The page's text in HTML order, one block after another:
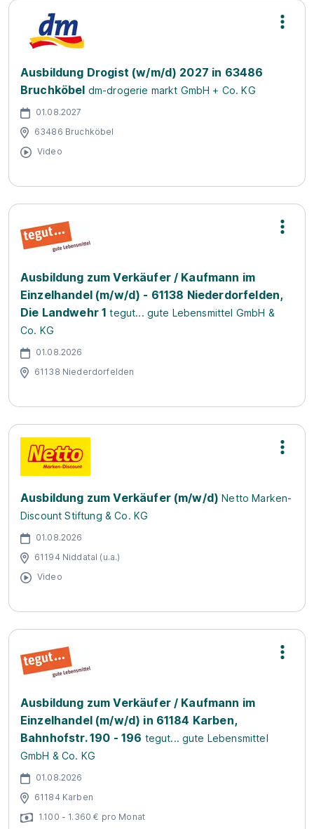
Ausbildung Drogist (w/m/d) 2027 in 63486
Bruchköbel dm-drogerie markt GmbH + Co. KG
01.08.2027
63486 Bruchköbel
Video
Ausbildung zum Verkäufer / Kaufmann im
Einzelhandel (m/w/d) - 61138 Niederdorfelden,
Die Landwehr 1 tegut... gute Lebensmittel GmbH &
Co. KG
01.08.2026
61138 Niederdorfelden
Ausbildung zum Verkäufer (m/w/d) Netto Marken-
Discount Stiftung & Co. KG
01.08.2026
61194 Niddatal (u.a.)
Video
Ausbildung zum Verkäufer / Kaufmann im
Einzelhandel (m/w/d) in 61184 Karben,
Bahnhofstr. 190 - 196 tegut... gute Lebensmittel
GmbH & Co. KG
01.08.2026
61184 Karben
1.100 - 1.360 € pro Monat